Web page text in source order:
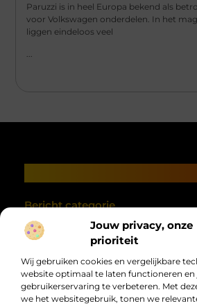
Jouw privacy, onze
prioriteit
Wij gebruiken cookies en vergelijkbare
website optimaal te laten functioneren
gebruikerservaring te verbeteren. Met
we het websitegebruik, tonen we
Paruzzi is in heel Europa bekend als
voor Volkswagen onderdelen. In het
liggen eindeloos veel
...
Bericht categorie